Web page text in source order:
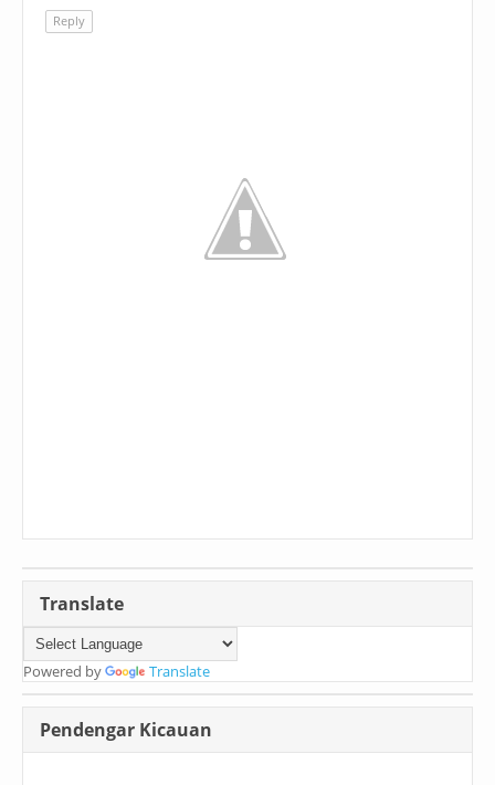
Reply
Translate
Powered by Translate
Pendengar Kicauan